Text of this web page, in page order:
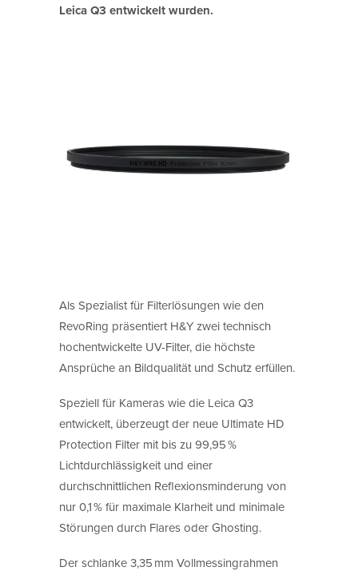
Leica Q3 entwickelt wurden.
Als Spezialist für Filterlösungen wie den
RevoRing präsentiert H&Y zwei technisch
hochentwickelte UV-Filter, die höchste
Ansprüche an Bildqualität und Schutz erfüllen.
Speziell für Kameras wie die Leica Q3
entwickelt, überzeugt der neue Ultimate HD
Protection Filter mit bis zu 99,95 %
Lichtdurchlässigkeit und einer
durchschnittlichen Reflexionsminderung von
nur 0,1 % für maximale Klarheit und minimale
Störungen durch Flares oder Ghosting.
Der schlanke 3,35 mm Vollmessingrahmen